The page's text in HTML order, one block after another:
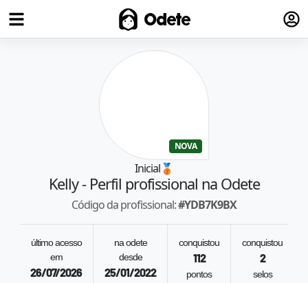
Odete
NOVA
Inicial🥉
Kelly- Perfil profissional na Odete
Código da profissional:#YDB7K9BX
último acesso
em
26/07/2026
na odete
desde
25/01/2022
conquistou
112
pontos
conquistou
2
selos